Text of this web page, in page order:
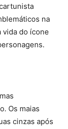
na
vida do ícone
Os maias
cinzas após